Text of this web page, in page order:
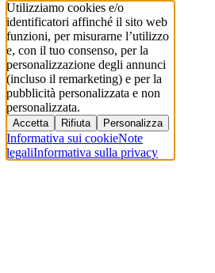
Utilizziamo cookies e/o
identificatori affinché il sito web
funzioni, per misurarne l’utilizzo
e, con il tuo consenso, per la
personalizzazione degli annunci
(incluso il remarketing) e per la
pubblicità personalizzata e non
personalizzata.
Accetta Rifiuta Personalizza
Informativa sui cookieNote
legaliInformativa sulla privacy